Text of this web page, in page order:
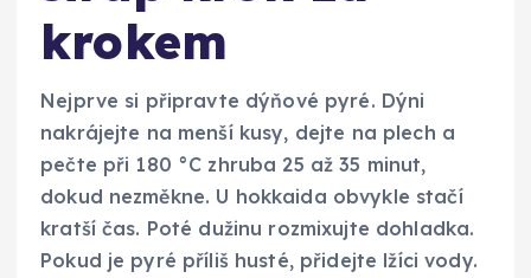
krokem
Nejprve si připravte dýňové pyré. Dýni
nakrájejte na menší kusy, dejte na plech a
pečte při 180 °C zhruba 25 až 35 minut,
dokud nezměkne. U hokkaida obvykle stačí
kratší čas. Poté dužinu rozmixujte dohladka.
Pokud je pyré příliš husté, přidejte lžíci vody.